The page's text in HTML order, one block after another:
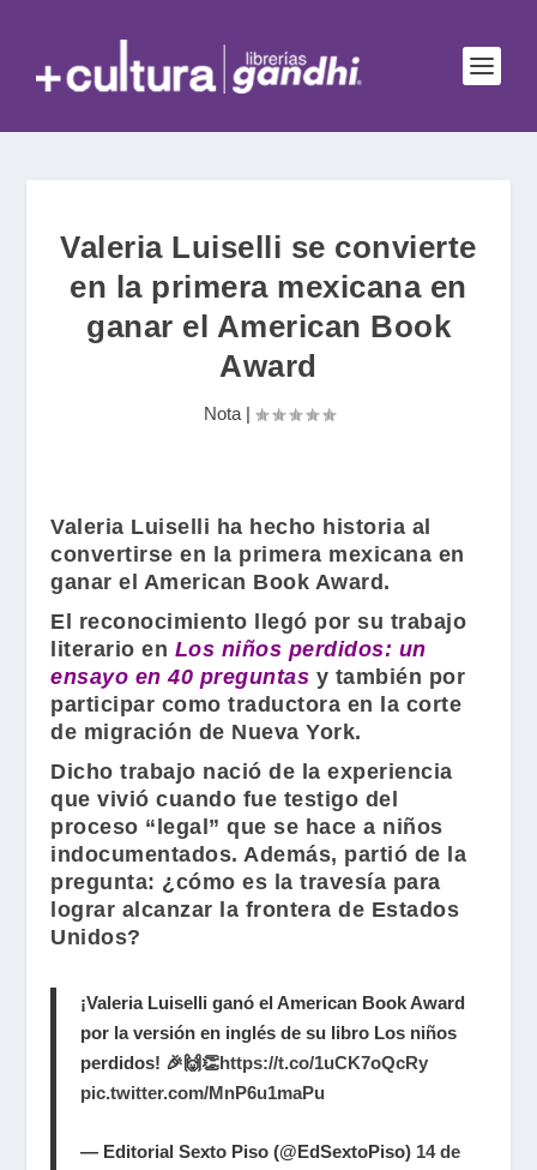
Valeria Luiselli se convierte
en la primera mexicana en
ganar el American Book
Award
Nota|
Valeria Luiselli ha hecho historia al
convertirse en la primera mexicana en
ganar el American Book Award .
El reconocimiento llegó por su trabajo
literario en Los niños perdidos: un
ensayo en 40 preguntas y también por
participar como traductora en la corte
de migración de Nueva York.
Dicho trabajo nació de la experiencia
que vivió cuando fue testigo del
proceso “legal” que se hace a niños
indocumentados. Además, partió de la
pregunta: ¿cómo es la travesía para
lograr alcanzar la frontera de Estados
Unidos?
¡Valeria Luiselli ganó el American Book Award
por la versión en inglés de su libro Los niños
perdidos! 🎉🙌👏https://t.co/1uCK7oQcRy
pic.twitter.com/MnP6u1maPu
— Editorial Sexto Piso (@EdSextoPiso) 14 de